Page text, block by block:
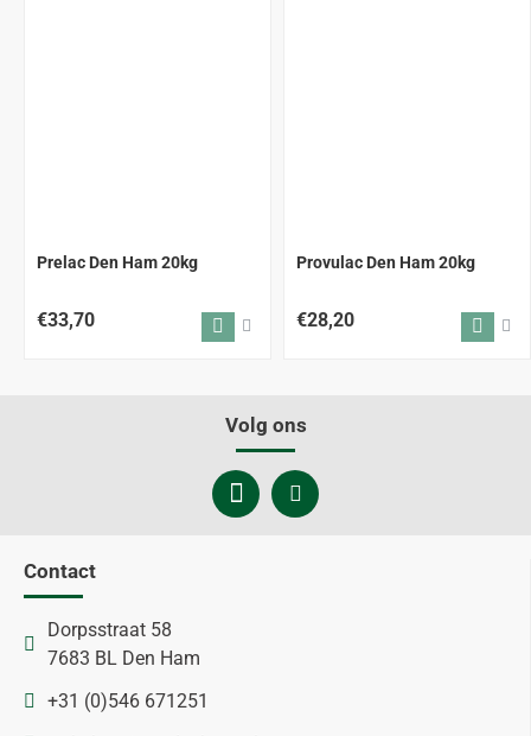
Prelac Den Ham 20kg
€33,70
Provulac Den Ham 20kg
€28,20
Volg ons
Contact
Dorpsstraat 58
7683 BL Den Ham
+31 (0)546 671251